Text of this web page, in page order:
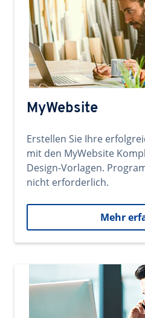
MyWebsite
Erstellen Sie Ihre
mit den MyWebsite
Design-Vorlagen.
nicht erforderlich.
Mehr